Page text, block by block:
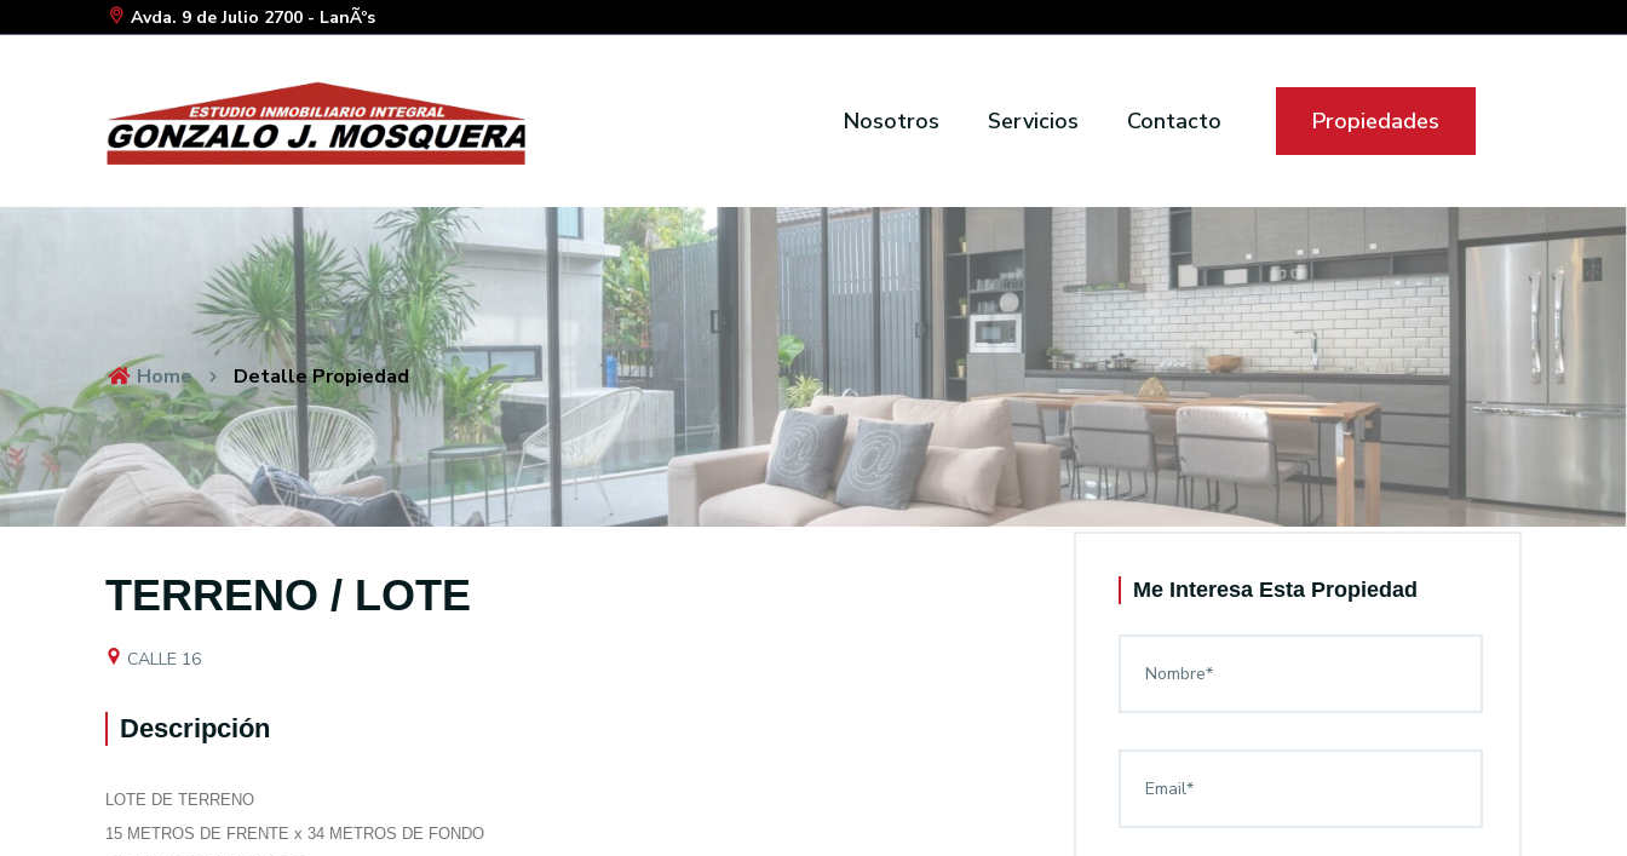
Avda. 9 de Julio 2700 - LanÃºs
Nosotros Servicios Contacto Propiedades
Home Detalle Propiedad
TERRENO / LOTE
CALLE 16
Descripción
LOTE DE TERRENO
15 METROS DE FRENTE x 34 METROS DE FONDO
Me Interesa Esta Propiedad